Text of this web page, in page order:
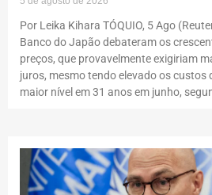
Por Leika Kihara TÓQUIO, 5 Ago
Banco do Japão debateram os
preços, que provavelmente exigiriam
juros, mesmo tendo elevado os custos
maior nível em 31 anos em junho,